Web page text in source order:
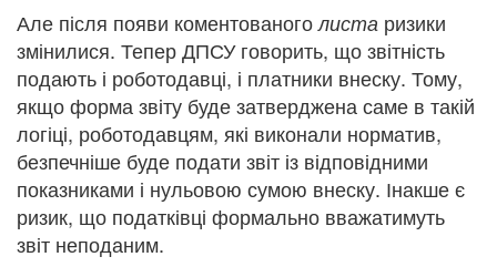
Але після появи коментованоголиста ризики
змінилися. Тепер ДПСУ говорить, що звітність
подають і роботодавці, і платники внеску. Тому,
якщо форма звіту буде затверджена саме в такій
логіці, роботодавцям, які виконали норматив,
безпечніше буде подати звіт із відповідними
показниками і нульовою сумою внеску. Інакше є
ризик, що податківці формально вважатимуть
звіт неподаним.